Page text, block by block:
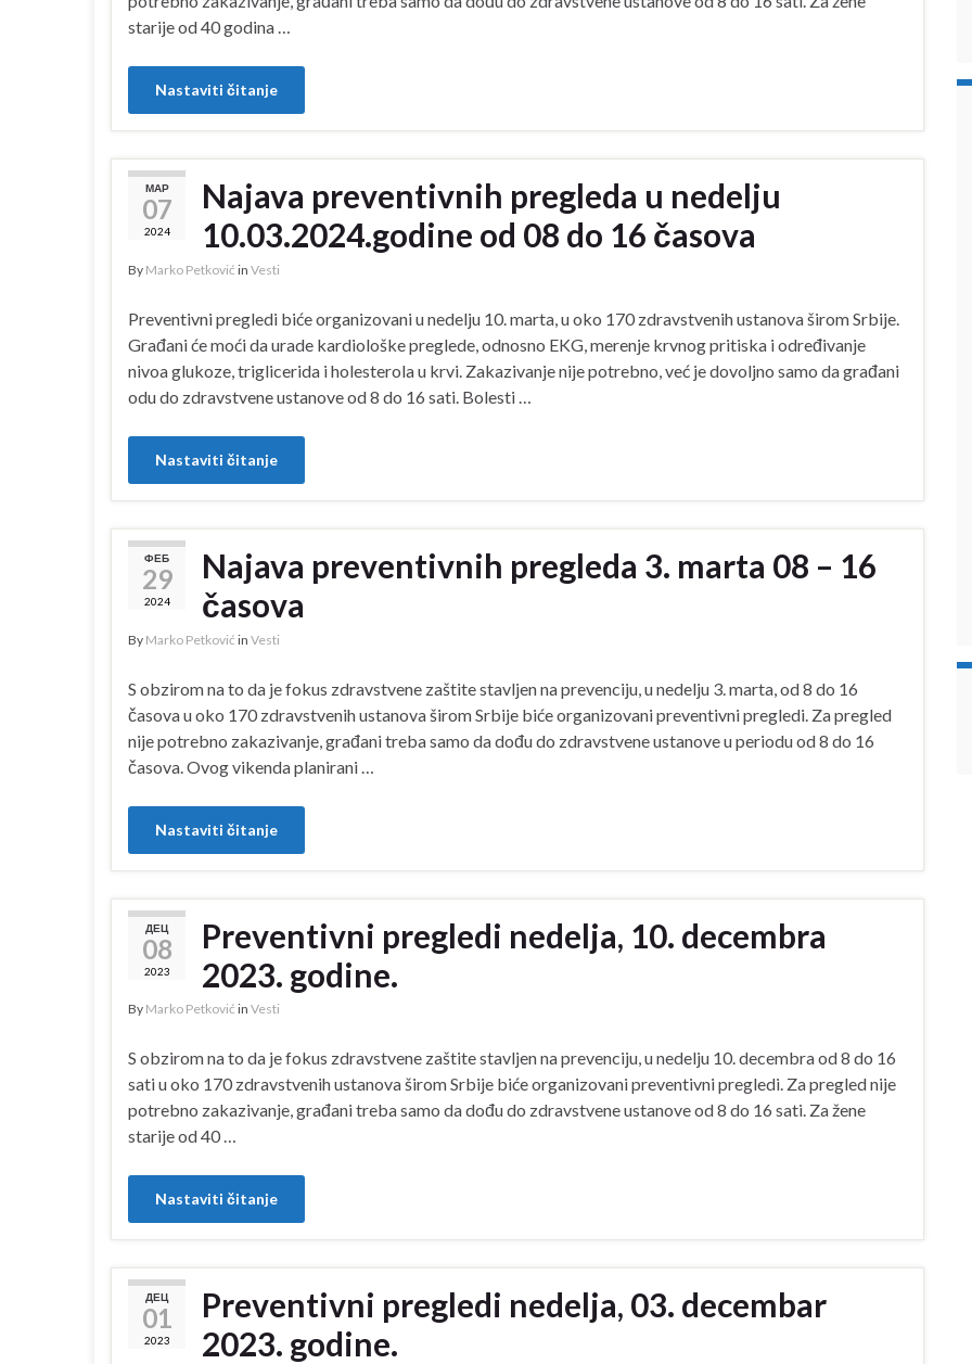
starije od 40 godina …
Nastaviti čitanje
МАР
07
2024
Najava preventivnih pregleda u nedelju
10.03.2024.godine od 08 do 16 časova
By Marko Petković in Vesti
Preventivni pregledi biće organizovani u nedelju 10. marta, u oko 170 zdravstvenih ustanova širom Srbije.
Građani će moći da urade kardiološke preglede, odnosno EKG, merenje krvnog pritiska i određivanje
nivoa glukoze, triglicerida i holesterola u krvi. Zakazivanje nije potrebno, već je dovoljno samo da građani
odu do zdravstvene ustanove od 8 do 16 sati. Bolesti …
Nastaviti čitanje
ФЕБ
29
2024
Najava preventivnih pregleda 3. marta 08 – 16
časova
By Marko Petković in Vesti
S obzirom na to da je fokus zdravstvene zaštite stavljen na prevenciju, u nedelju 3. marta, od 8 do 16
časova u oko 170 zdravstvenih ustanova širom Srbije biće organizovani preventivni pregledi. Za pregled
nije potrebno zakazivanje, građani treba samo da dođu do zdravstvene ustanove u periodu od 8 do 16
časova. Ovog vikenda planirani …
Nastaviti čitanje
ДЕЦ
08
2023
Preventivni pregledi nedelja, 10. decembra
2023. godine.
By Marko Petković in Vesti
S obzirom na to da je fokus zdravstvene zaštite stavljen na prevenciju, u nedelju 10. decembra od 8 do 16
sati u oko 170 zdravstvenih ustanova širom Srbije biće organizovani preventivni pregledi. Za pregled nije
potrebno zakazivanje, građani treba samo da dođu do zdravstvene ustanove od 8 do 16 sati. Za žene
starije od 40 …
Nastaviti čitanje
ДЕЦ
01
2023
Preventivni pregledi nedelja, 03. decembar
2023. godine.